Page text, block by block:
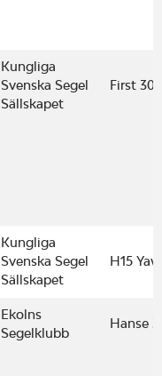
Kungliga
Svenska Segel
Sällskapet
First 30
Kungliga
Svenska Segel
Sällskapet
H15
Ekolns
Segelklubb
Hanse